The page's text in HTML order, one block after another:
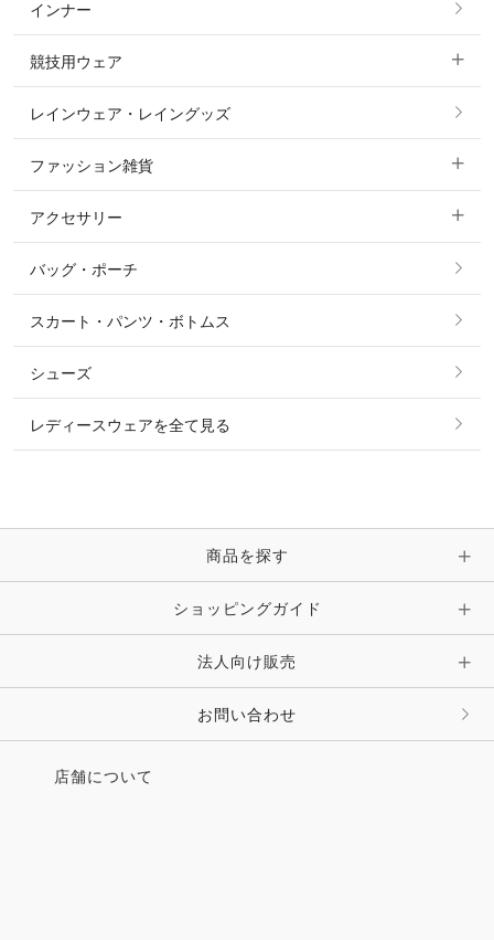
ニーグリップ・膝革 キュロット
ポロシャツ
カットソー・Tシャツ・タンクトップ
パーカー・トレーナー・スウェット
ニット・セーター
シャツ・ブラウス・ワンピース
すべてのアウター
コート
ジャケット・ブルゾン
その他 アウター
インナー
競技用ウェア
すべての競技用ウェア
ショージャケット
ショーシャツ
レインウェア・レイングッズ
ファッション雑貨
すべてのファッション雑貨
ソックス
ベルト
マフラー・スカーフ・ストール・スヌード
時計・財布・キーケース・革小物
キーホルダー・チャーム・ストラップ
その他 ファッション雑貨
アクセサリー
すべてのアクセサリー
リング
ピアス・イヤリング
ピン・ブローチ・コサージュ
その他 アクセサリー
バッグ・ポーチ
スカート・パンツ・ボトムス
シューズ
レディースウェアを全て見る
商品を探す
ショッピングガイド
法人向け販売
お問い合わせ
店舗について